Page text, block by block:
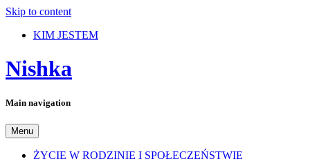
Skip to content
KIM JESTEM
Nishka
Main navigation
Menu
ŻYCIE W RODZINIE I SPOŁECZEŃSTWIE